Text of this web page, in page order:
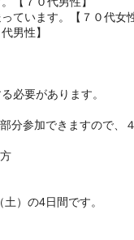
ています。【７０代女性
男性】
必要があります。
分参加できますので、
）の4日間です。